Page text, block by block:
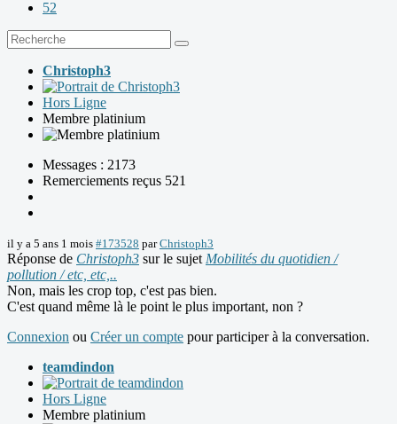
52
Christoph3
Hors Ligne
Membre platinium
Messages : 2173
Remerciements reçus 521
il y a 5 ans 1 mois #173528 parChristoph3
Réponse de Christoph3 sur le sujet Mobilités du quotidien /
pollution / etc, etc,..
Non, mais les crop top, c'est pas bien.
C'est quand même là le point le plus important, non ?
Connexion ou Créer un compte pour participer à la conversation.
teamdindon
Hors Ligne
Membre platinium